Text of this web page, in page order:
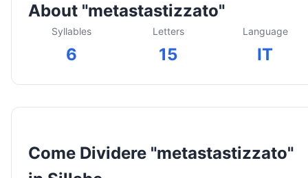
About "metastastizzato"
Syllables
6
Letters
15
Language
IT
Come Dividere "metastastizzato"